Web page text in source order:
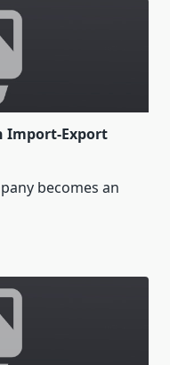
Import-Export
becomes an